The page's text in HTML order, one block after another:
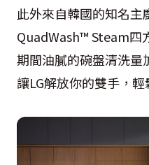
此外來自韓國的知名主
QuadWash™ Steam四
期間油膩的碗盤清洗量
讓LG解放你的雙手，輕